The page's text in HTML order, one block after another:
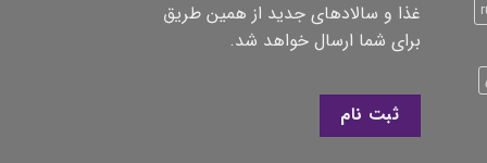
غذا و سالادهای جدید از همین طریق
برای شما ارسال خواهد شد.
ثبت نام